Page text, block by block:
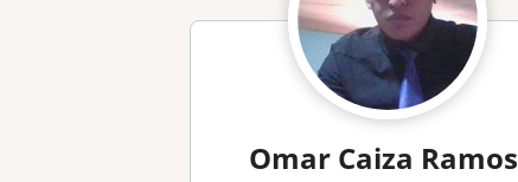
Omar Caiza Ramos